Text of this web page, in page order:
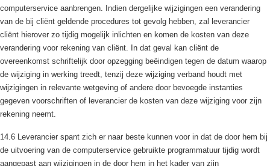
computerservice aanbrengen. Indien dergelijke wijzigingen een verandering
van de bij cliënt geldende procedures tot gevolg hebben, zal leverancier
cliënt hierover zo tijdig mogelijk inlichten en komen de kosten van deze
verandering voor rekening van cliënt. In dat geval kan cliënt de
overeenkomst schriftelijk door opzegging beëindigen tegen de datum waarop
de wijziging in werking treedt, tenzij deze wijziging verband houdt met
wijzigingen in relevante wetgeving of andere door bevoegde instanties
gegeven voorschriften of leverancier de kosten van deze wijziging voor zijn
rekening neemt.
14.6 Leverancier spant zich er naar beste kunnen voor in dat de door hem bij
de uitvoering van de computerservice gebruikte programmatuur tijdig wordt
aangepast aan wijzigingen in de door hem in het kader van zijn